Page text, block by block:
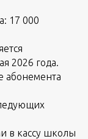
17 000
2026 года.
абонемента
в кассу школы